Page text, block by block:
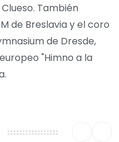
También
de Breslavia y el coro
de Dresde,
"Himno a la